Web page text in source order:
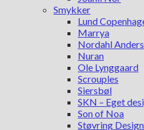
Smykker
Lund
Marrya
Nordahl
Nuran
Ole Lynggaard
Scrouples
Siersbøl
SKN – Eget
Son of Noa
Støvring Design